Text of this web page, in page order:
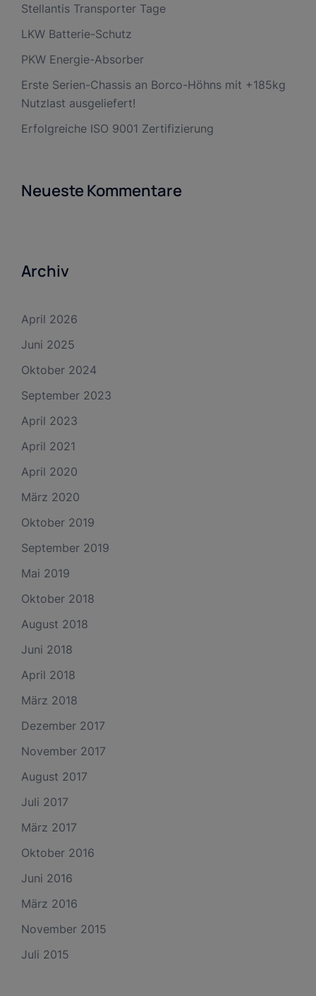
Stellantis Transporter Tage
LKW Batterie-Schutz
PKW Energie-Absorber
Erste Serien-Chassis an Borco-Höhns mit +185kg
Nutzlast ausgeliefert!
Erfolgreiche ISO 9001 Zertifizierung
Neueste Kommentare
Archiv
April 2026
Juni 2025
Oktober 2024
September 2023
April 2023
April 2021
April 2020
März 2020
Oktober 2019
September 2019
Mai 2019
Oktober 2018
August 2018
Juni 2018
April 2018
März 2018
Dezember 2017
November 2017
August 2017
Juli 2017
März 2017
Oktober 2016
Juni 2016
März 2016
November 2015
Juli 2015